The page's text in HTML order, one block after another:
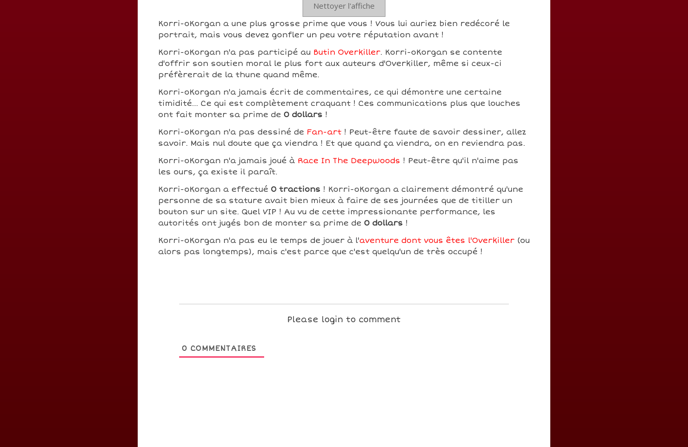
Nettoyer l'affiche
Korri-oKorgan a une plus grosse prime que vous ! Vous lui auriez bien redécoré le
portrait, mais vous devez gonfler un peu votre réputation avant !
Korri-oKorgan n'a pas participé au Butin Overkiller. Korri-oKorgan se contente
d'offrir son soutien moral le plus fort aux auteurs d'Overkiller, même si ceux-ci
préfèrerait de la thune quand même.
Korri-oKorgan n'a jamais écrit de commentaires, ce qui démontre une certaine
timidité... Ce qui est complètement craquant ! Ces communications plus que louches
ont fait monter sa prime de 0 dollars !
Korri-oKorgan n'a pas dessiné de Fan-art! Peut-être faute de savoir dessiner, allez
savoir. Mais nul doute que ça viendra ! Et que quand ça viendra, on en reviendra pas.
Korri-oKorgan n'a jamais joué à Race In The Deepwoods ! Peut-être qu'il n'aime pas
les ours, ça existe il paraît.
Korri-oKorgan a effectué 0 tractions ! Korri-oKorgan a clairement démontré qu'une
personne de sa stature avait bien mieux à faire de ses journées que de titiller un
bouton sur un site. Quel VIP ! Au vu de cette impressionante performance, les
autorités ont jugés bon de monter sa prime de 0 dollars !
Korri-oKorgan n'a pas eu le temps de jouer à l'aventure dont vous êtes l'Overkiller(ou
alors pas longtemps), mais c'est parce que c'est quelqu'un de très occupé !
Please login to comment
0 COMMENTAIRES